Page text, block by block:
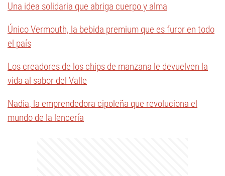
Una idea solidaria que abriga cuerpo y alma
Único Vermouth, la bebida premium que es furor en todo
el país
Los creadores de los chips de manzana le devuelven la
vida al sabor del Valle
Nadia, la emprendedora cipoleña que revoluciona el
mundo de la lencería